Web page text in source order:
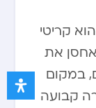
קריטי
את
במקום
קבועה